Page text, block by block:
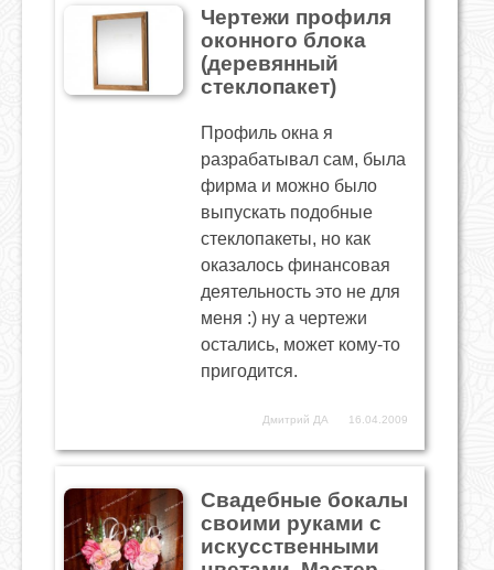
Чертежи профиля
оконного блока
(деревянный
стеклопакет)
Профиль окна я
разрабатывал сам, была
фирма и можно было
выпускать подобные
стеклопакеты, но как
оказалось финансовая
деятельность это не для
меня :) ну а чертежи
остались, может кому-то
пригодится.
Дмитрий ДА 16.04.2009
Свадебные бокалы
своими руками с
искусственными